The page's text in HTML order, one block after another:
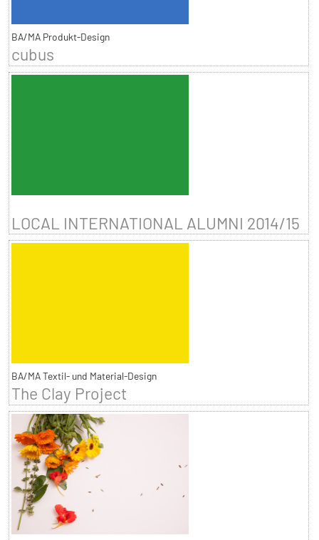
BA/MA Produkt-Design
cubus
LOCAL INTERNATIONAL ALUMNI 2014/15
BA/MA Textil- und Material-Design
The Clay Project